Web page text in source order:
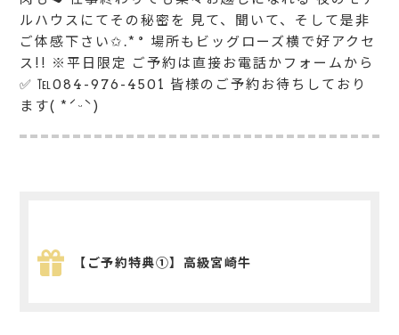
ルハウスにてその秘密を 見て、聞いて、そして是非
ご体感下さい✩.*˚ 場所もビッグローズ横で好アクセ
ス!! ※平日限定 ご予約は直接お電話かフォームから
✅ ℡084-976-4501 皆様のご予約お待ちしており
ます( *ˊᵕˋ)
【ご予約特典①】高級宮崎牛